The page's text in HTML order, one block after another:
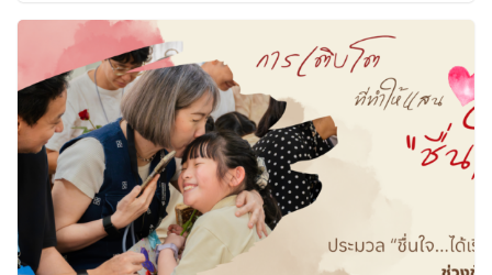
พัฒนาให้กลายเป็นองค์ความรู้ที่สามารถต่อยอดได้จริง